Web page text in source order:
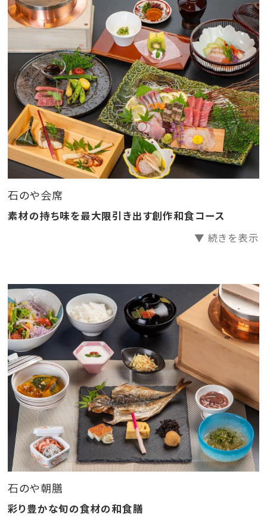
ができます。
地元食材の持ち味を存分に引き出す、調理長自慢の創
作料理。古き良き時代の姿を保ち続けるここ伊豆長岡
で、至福のときをお過ごしください。
※【重要】※ 大浴場改修工事のご案内(2024年5月7日
～8月9日)
2024年5月7日(PM)～8月9日(AM)の期間中は改修工
事に伴い、大浴場のご利用が出来ません。客室内の温泉
は問題なくご利用いただけます。
ご迷惑をお掛け致しますが、何卒ご理解、ご協力の程よ
〜石のやのおもてなし〜
* 足湯にゆったりつかりながら眺める二千坪の日本庭
園
* 源泉口から直接天然温泉がかけ流しで楽しめる客室
室内風呂
* 心地よい眠りを誘う厳選寝具
* 「THANN(タン)」ブランドのアロマフレグランス＆加湿
機能付き空気清浄機
* 天然由来成分にこだわった、DHC「オリーブグリーンシ
リーズ」バスアメニティ
* 大型60インチテレビ、Blu-Rayプレーヤー、レンタル
石のや会席
素材の持ち味を最大限引き出す創作和食コース
▼ 続きを表示
石のや朝膳
彩り豊かな旬の食材の和食膳